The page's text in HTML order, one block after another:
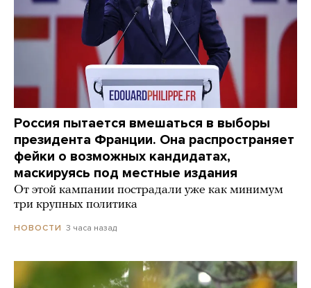
Россия пытается вмешаться в выборы
президента Франции. Она распространяет
фейки о возможных кандидатах,
маскируясь под местные издания
От этой кампании пострадали уже как минимум
три крупных политика
НОВОСТИ 3 часа назад